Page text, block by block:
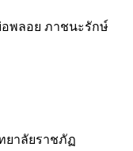
พลอย ภาชนะรักษ์
ยาลัยราชภัฏ